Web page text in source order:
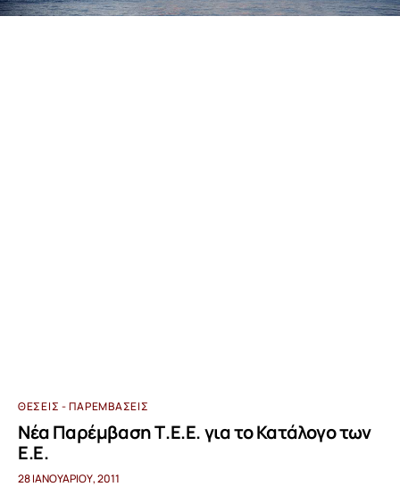
ΘΈΣΕΙΣ - ΠΑΡΕΜΒΆΣΕΙΣ
Νέα Παρέμβαση Τ.Ε.Ε. για το Κατάλογο των
Ε.Ε.
28 ΙΑΝΟΥΑΡΊΟΥ, 2011